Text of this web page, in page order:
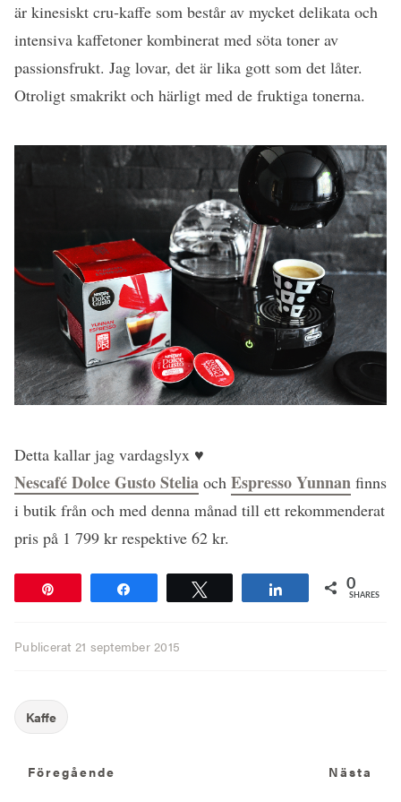
är kinesiskt cru-kaffe som består av mycket delikata och
intensiva kaffetoner kombinerat med söta toner av
passionsfrukt. Jag lovar, det är lika gott som det låter.
Otroligt smakrikt och härligt med de fruktiga tonerna.
Detta kallar jag vardagslyx ♥
Nescafé Dolce Gusto Stelia och Espresso Yunnan finns
i butik från och med denna månad till ett rekommenderat
pris på 1 799 kr respektive 62 kr.
Share 0
SHARES
Publicerat 21 september 2015
Föregående
Föregående Nästa